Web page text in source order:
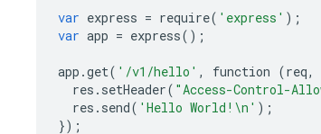
var express = require( 'express' );
var app = express();
app .get( '/v1/hello' , function (req,
res . setHeader( "Access-Control-
res . send( 'Hello World! \n ' );
});